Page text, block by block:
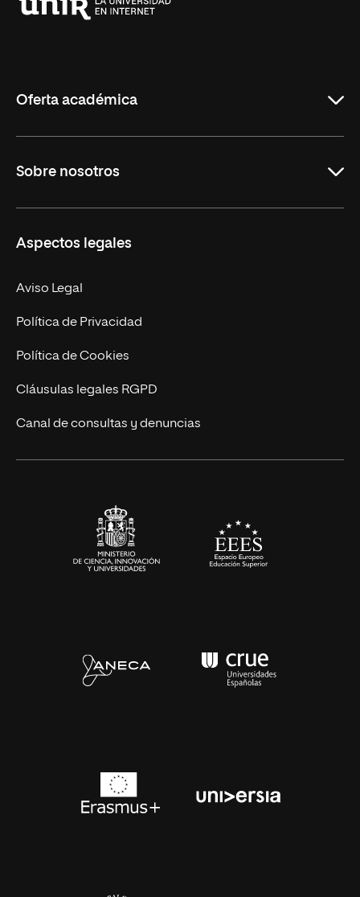
Oferta académica
Másteres Oficiales
Másteres Propios
Doctorados
Experto Universitario
Postgrados
Cursos Universitarios
Sobre nosotros
Facultades
Nuestro Equipo
Trabaja en UNIR
Actualidad
UNIR Revista
Eventos
Aspectos legales
Aviso Legal
Política de Privacidad
Política de Cookies
Cláusulas legales RGPD
Canal de consultas y denuncias